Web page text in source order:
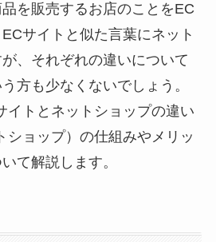
を販売するお店のことをEC
サイトと似た言葉にネット
、それぞれの違いについて
方も少なくないでしょう。
イトとネットショップの違い
ショップ）の仕組みやメリッ
て解説します。